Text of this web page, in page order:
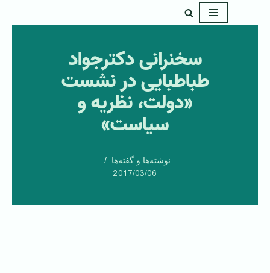
سخنرانی دکترجواد
طباطبایی در نشست
«دولت، نظریه و
سیاست»
نوشته‌ها و گفته‌ها
2017/03/06